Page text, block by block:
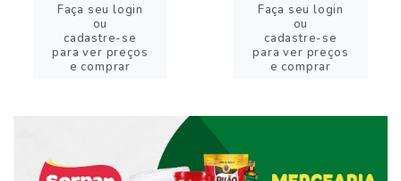
Faça seu login
ou
cadastre-se
para ver preços
e comprar
Faça seu login
ou
cadastre-se
para ver preços
e comprar